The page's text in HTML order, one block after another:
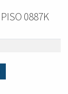
0887K